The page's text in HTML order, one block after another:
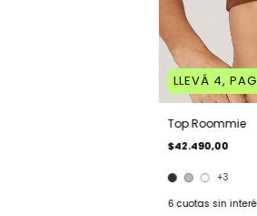
LLEVÁ 4,
Top Roommie
$42.490,00
+3
6 cuotas sin